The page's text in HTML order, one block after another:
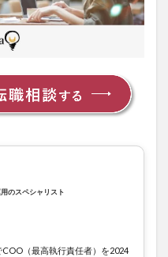
のスペシャリスト
（最高執行責任者）を2024